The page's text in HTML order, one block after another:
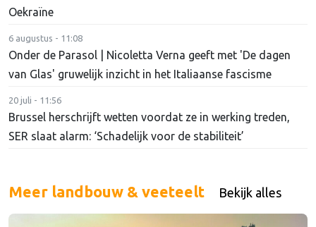
Oekraïne
6 augustus - 11:08
Onder de Parasol | Nicoletta Verna geeft met 'De dagen
van Glas' gruwelijk inzicht in het Italiaanse fascisme
20 juli - 11:56
Brussel herschrijft wetten voordat ze in werking treden,
SER slaat alarm: ‘Schadelijk voor de stabiliteit’
Meer landbouw & veeteelt Bekijk alles